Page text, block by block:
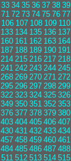
33 34 35 36 37 38 39
71 72 73 74 75 76 77
106 107 108 109 110
133 134 135 136 137
160 161 162 163 164
187 188 189 190 191
214 215 216 217 218
241 242 243 244 245
268 269 270 271 272
295 296 297 298 299
322 323 324 325 326
349 350 351 352 353
376 377 378 379 380
403 404 405 406 407
430 431 432 433 434
457 458 459 460 461
484 485 486 487 488
511 512 513 514 515